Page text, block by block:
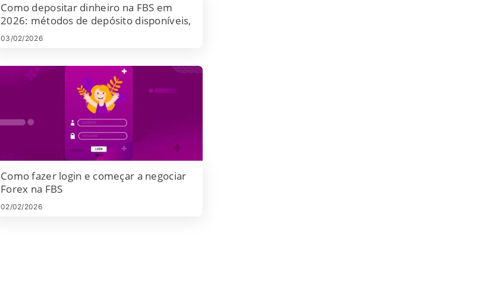
Como depositar dinheiro na FBS em
2026: métodos de depósito disponíveis,
taxas, valor mínimo e tempo de
processamento
03/02/2026
Como fazer login e começar a negociar
Forex na FBS
02/02/2026